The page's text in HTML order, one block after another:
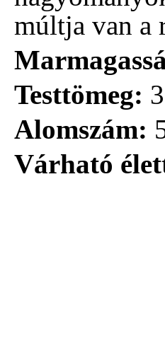
múltja van a
Testtömeg:
Alomszám:
Várható